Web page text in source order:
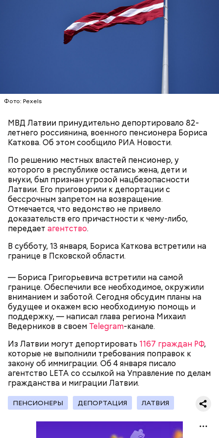
Фото: Pexels
МВД Латвии принудительно депортировало 82-
летнего россиянина, военного пенсионера Бориса
Каткова. Об этом сообщило РИА Новости.
По решению местных властей пенсионер, у
которого в республике остались жена, дети и
внуки, был признан угрозой нацбезопасности
Латвии. Его приговорили к депортации с
бессрочным запретом на возвращение.
Отмечается, что ведомство не привело
доказательств его причастности к чему-либо,
передает агентство.
В субботу, 13 января, Бориса Каткова встретили на
границе в Псковской области.
— Бориса Григорьевича встретили на самой
границе. Обеспечили все необходимое, окружили
вниманием и заботой. Сегодня обсудим планы на
будущее и окажем всю необходимую помощь и
поддержку, — написал глава региона Михаил
Ведерников в своем Telegram-канале.
Из Латвии могут депортировать 1167 граждан РФ,
которые не выполнили требования поправок к
закону об иммиграции. Об 4 января писало
агентство LETA со ссылкой на Управление по делам
гражданства и миграции Латвии.
ПЕНСИОНЕРЫ ДЕПОРТАЦИЯ ЛАТВИЯ
— Мое глубокое убеждение — нельзя быть
одновременно хорошим специалистом и хорошей
К 2023 году число несовершеннолетних детей,
воспитываемых в семье подозреваемой, достигло
15, самый младший из которых появился на свет в
2019 году. В частности, трое малышей родились в
2012 году. Кроме того, двумя годами позже
женщина рассказала в социальных сетях про
ребенка, которого она забрала из подмосковного
детского дома.
Оценила малыша в тысячу
долларов: как мать попыталась
продать младенца в Москве
Анонимный источник «Вечерней Москвы»
подчеркнул, что у Логиновой было несколько
квартир, а также у нее была возможность
оплачивать услуги няни.
Балкарии продавали
несовершеннолетних в секс-
рабство в Бахрейн
Трамп, Путин и Жириновский: о
чем говорится в новых файлах по
делу Эпштейна
— Сначала нам предложили поджигать релейные
шкафы. Позже нам предложили заказное убийство
Маргариты Симоньян и Ксении Собчак, — сообщил
он.
СБУ предложила вознаграждение в размере 1,5